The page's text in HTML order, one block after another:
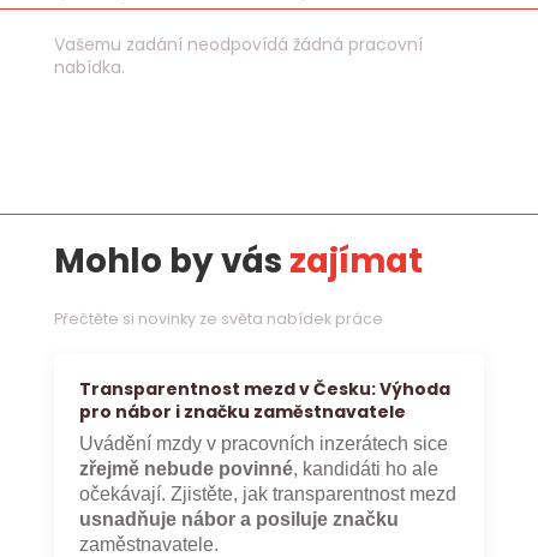
Vašemu zadání neodpovídá žádná pracovní
nabídka.
Mohlo by vás zajímat
Přečtěte si novinky ze světa nabídek práce
Transparentnost mezd v Česku: Výhoda
pro nábor i značku zaměstnavatele
Uvádění mzdy v pracovních inzerátech sice
zřejmě nebude povinné, kandidáti ho ale
očekávají. Zjistěte, jak transparentnost mezd
usnadňuje nábor a posiluje značku
zaměstnavatele.